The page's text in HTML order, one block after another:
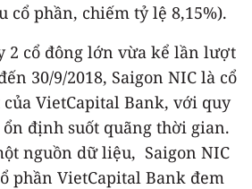
cổ phần, chiếm tỷ lệ 8,15%).
2 cổ đông lớn vừa kể lần lượt
30/9/2018, Saigon NIC là cổ
VietCapital Bank, với quy
định suốt quãng thời gian.
nguồn dữ liệu, Saigon NIC
phần VietCapital Bank đem